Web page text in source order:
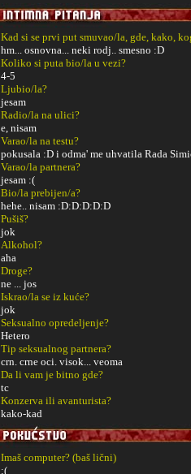
Kad si se prvi put smuvao/la, gde, kako,
hm... osnovna... neki rodj.. smesno :D
Koliko si puta bio/la u vezi?
4-5
Ljubio/la?
jesam
Radio/la na ulici?
e, nisam
Varao/la na testu?
pokusala :D i odma' me uhvatila Rada
Varao/la partnera?
jesam :(
Bio/la prebijen/a?
hehe.. nisam :D:D:D:D:D
Pušiš?
jok
Alkohol?
aha
Droge?
ne ... jos
Iskrao/la se iz kuće?
jok
Seksualno opredeljenje?
Hetero
Tip seksualnog partnera?
crn. crne oci. visok... veoma
Da li vam je bitno gde?
tc
Konzerva ili avanturista?
kako-kad
Imaš computer? (baš lični)
:(